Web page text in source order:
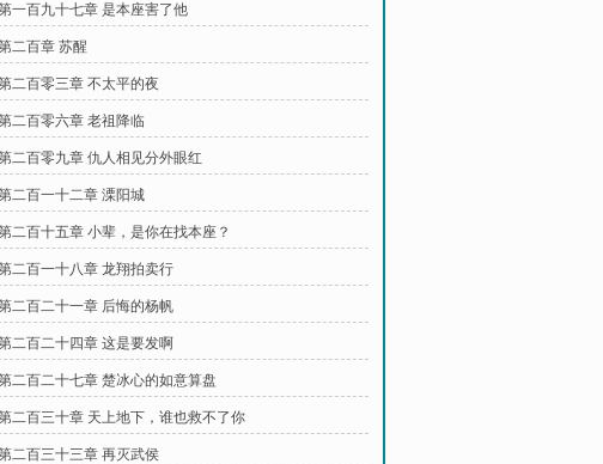
一百九十七章 是本座害了他
二百章 苏醒
二百零三章 不太平的夜
二百零六章 老祖降临
二百零九章 仇人相见分外眼红
二百一十二章 溧阳城
二百十五章 小辈，是你在找本座？
二百一十八章 龙翔拍卖行
二百二十一章 后悔的杨帆
二百二十四章 这是要发啊
二百二十七章 楚冰心的如意算盘
二百三十章 天上地下，谁也救不了你
二百三十三章 再灭武侯